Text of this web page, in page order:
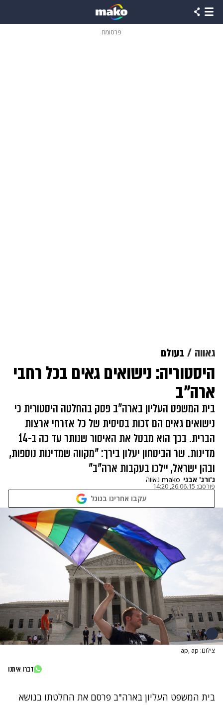
פרסומת
גאווה בעולם
היסטוריה: נישואים גאים בכל רחבי
ארה"ב
בית המשפט העליון בארה"ב פסק בהחלטה היסטורית כי
נישואים גאים הם זכות בסיסית של כל אזרחי ארצות
הברית. בכך הוא מבטל את האיסור שנותר עד כה ב-14
מדינות. שר הביטחון יעלון בירך: "מקווה שמדינות נוספות,
ובהן ישראל, יילכו בעקבות ארה"ב"
ג'ורג' אבני mako גאווה
פורסם: 26.06.15, 14:20
עקבו אחרינו בגוגל
צילום: ap, ap
דברו איתנו
בית המשפט העליון בארה"ב פרסם את החלטתו בנושא